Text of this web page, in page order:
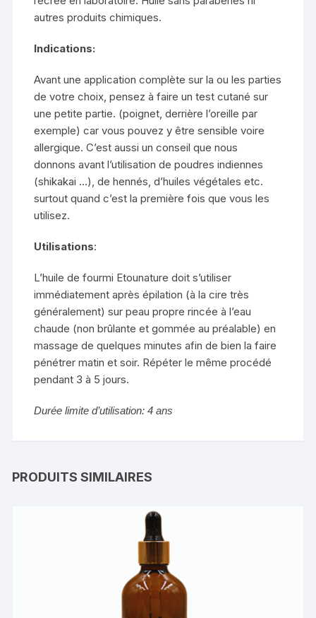
autres produits chimiques.
Indications:
Avant une application complète sur la ou les parties
de votre choix, pensez à faire un test cutané sur
une petite partie. (poignet, derrière l’oreille par
exemple) car vous pouvez y être sensible voire
allergique. C’est aussi un conseil que nous
donnons avant l’utilisation de poudres indiennes
(shikakai …), de hennés, d’huiles végétales etc.
surtout quand c’est la première fois que vous les
utilisez.
Utilisations:
L’huile de fourmi Etounature doit s’utiliser
immédiatement après épilation (à la cire très
généralement) sur peau propre rincée à l’eau
chaude (non brûlante et gommée au préalable) en
massage de quelques minutes afin de bien la faire
pénétrer matin et soir. Répéter le même procédé
pendant 3 à 5 jours.
Durée limite d’utilisation: 4 ans
PRODUITS SIMILAIRES